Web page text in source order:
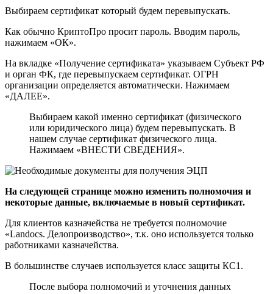
Выбираем сертификат который будем перевыпускать.
Как обычно КриптоПро просит пароль. Вводим пароль,
нажимаем «ОК».
На вкладке «Получение сертификата» указываем Субъект РФ
и орган ФК, где перевыпускаем сертификат. ОГРН
организации определяется автоматически. Нажимаем
«ДАЛЕЕ».
Выбираем какой именно сертификат (физического
или юридического лица) будем перевыпускать. В
нашем случае сертификат физического лица.
Нажимаем «ВНЕСТИ СВЕДЕНИЯ».
На следующей странице можно изменить полномочия и
некоторые данные, включаемые в новый сертификат.
Для клиентов казначейства не требуется полномочие
«Landocs. Делопроизводство», т.к. оно используется только
работниками казначейства.
В большинстве случаев используется класс защиты КС1.
После выбора полномочий и уточнения данных